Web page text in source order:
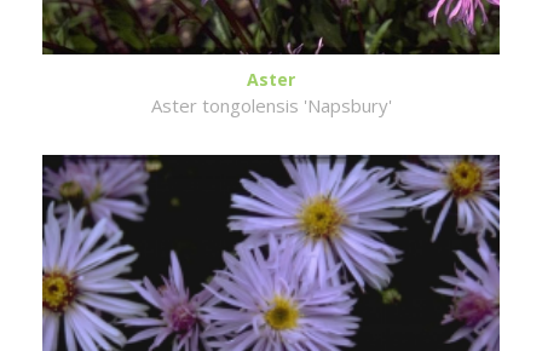
Aster
Aster tongolensis 'Napsbury'